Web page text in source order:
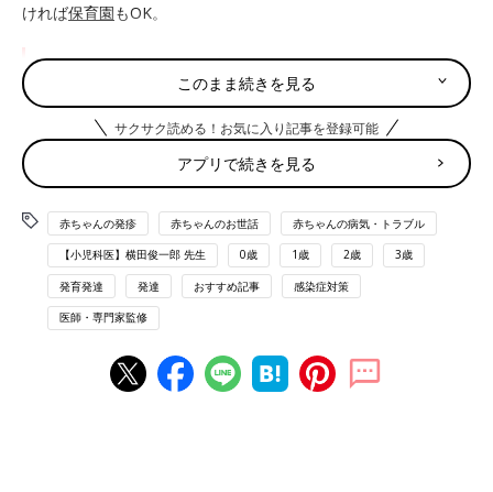
ければ保育園もOK。
りんご病・伝染性紅斑の主な症状
りんご病・伝染性紅斑になりやすい月齢・年齢
3歳～
りんご病・伝染性紅斑になりやすい季節
通年（春・夏・秋・冬）
赤ちゃんのほっぺが赤い。これって病
気？
このまま続きを見る
サクサク読める！お気に入り記事を登録可能
アプリで続きを見る
赤ちゃんの発疹 赤ちゃんのお世話 赤ちゃんの病気・トラブル
【小児科医】横田俊一郎 先生 0歳 1歳 2歳 3歳
発育発達 発達 おすすめ記事 感染症対策
医師・専門家監修